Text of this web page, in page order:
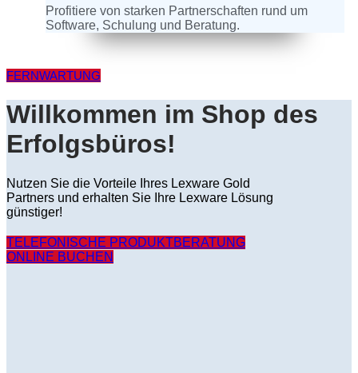
Profitiere von starken Partnerschaften rund um
Software, Schulung und Beratung.
FERNWARTUNG
Willkommen im Shop des
Erfolgsbüros!
Nutzen Sie die Vorteile Ihres Lexware Gold
Partners und erhalten Sie Ihre Lexware Lösung
günstiger!
TELEFONISCHE PRODUKTBERATUNG
ONLINE BUCHEN